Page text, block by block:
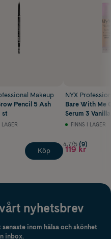
Makeup
Pencil 5 Ash
st
LAGER
Köp
NYX
Bare With Me
Serum 3
FINNS I LAGER
4.7/5 (9)
119 kr
nyhetsbrev
inom hälsa och skönhet
inbox.